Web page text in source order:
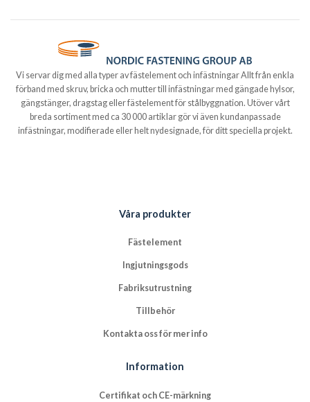
Vi servar dig med alla typer av fästelement och infästningar Allt från enkla
förband med skruv, bricka och mutter till infästningar med gängade hylsor,
gängstänger, dragstag eller fästelement för stålbyggnation. Utöver vårt
breda sortiment med ca 30 000 artiklar gör vi även kundanpassade
infästningar, modifierade eller helt nydesignade, för ditt speciella projekt.
Våra produkter
Fästelement
Ingjutningsgods
Fabriksutrustning
Tillbehör
Kontakta oss för mer info
Information
Certifikat och CE-märkning